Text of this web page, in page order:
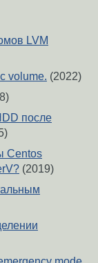
LVM
volume. (2022)
после
Centos
(2019)